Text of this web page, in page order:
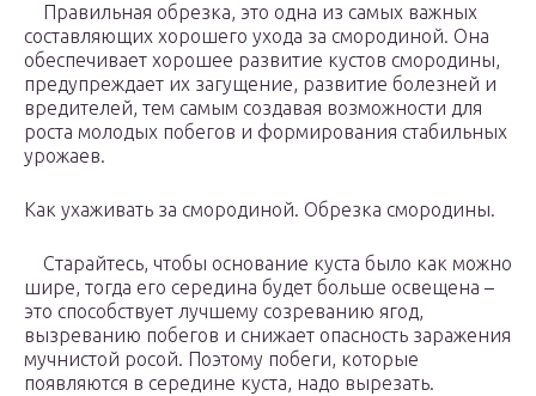
Правильная обрезка, это одна из самых важных
составляющих хорошего ухода за смородиной. Она
обеспечивает хорошее развитие кустов смородины,
предупреждает их загущение, развитие болезней и
вредителей, тем самым создавая возможности для
роста молодых побегов и формирования стабильных
урожаев.
Как ухаживать за смородиной. Обрезка смородины.
Старайтесь, чтобы основание куста было как можно
шире, тогда его середина будет больше освещена –
это способствует лучшему созреванию ягод,
вызреванию побегов и снижает опасность заражения
мучнистой росой. Поэтому побеги, которые
появляются в середине куста, надо вырезать.